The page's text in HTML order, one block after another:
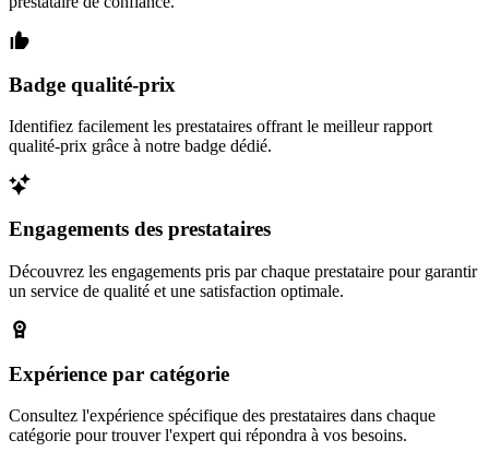
Badge qualité-prix
Identifiez facilement les prestataires offrant le meilleur rapport
qualité-prix grâce à notre badge dédié.
Engagements des prestataires
Découvrez les engagements pris par chaque prestataire pour garantir
un service de qualité et une satisfaction optimale.
Expérience par catégorie
Consultez l'expérience spécifique des prestataires dans chaque
catégorie pour trouver l'expert qui répondra à vos besoins.